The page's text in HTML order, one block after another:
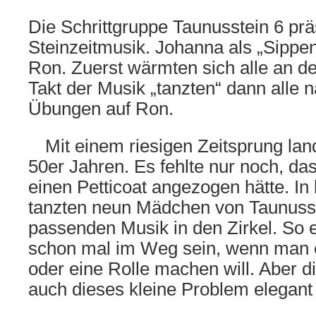
Die Schrittgruppe Taunusstein 6
Steinzeitmusik. Johanna als
Ron. Zuerst wärmten sich alle an
Takt der Musik „tanzten“ dann alle
Übungen auf Ron.
Mit einem riesigen Zeitsprung
50er Jahren. Es fehlte nur noch,
einen Petticoat angezogen hätte. In
tanzten neun Mädchen von
passenden Musik in den Zirkel. So
schon mal im Weg sein, wenn man
oder eine Rolle machen will. Aber
auch dieses kleine Problem